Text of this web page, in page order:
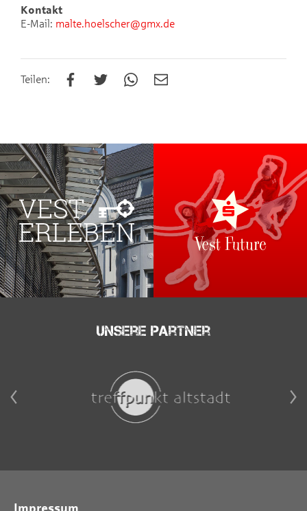
Kontakt
E-Mail: malte.hoelscher@gmx.de
Teilen:
Unsere Partner
Impressum